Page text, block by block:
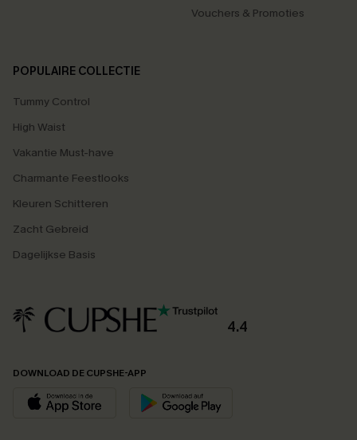
Vouchers & Promoties
POPULAIRE COLLECTIE
Tummy Control
High Waist
Vakantie Must-have
Charmante Feestlooks
Kleuren Schitteren
Zacht Gebreid
Dagelijkse Basis
4.4
DOWNLOAD DE CUPSHE-APP